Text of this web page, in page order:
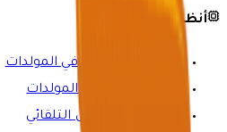
أنظمة التحكم
لوحات التحكم في المولدات
لوحات مزامنة المولدات
مفاتيح التحويل التلقائي